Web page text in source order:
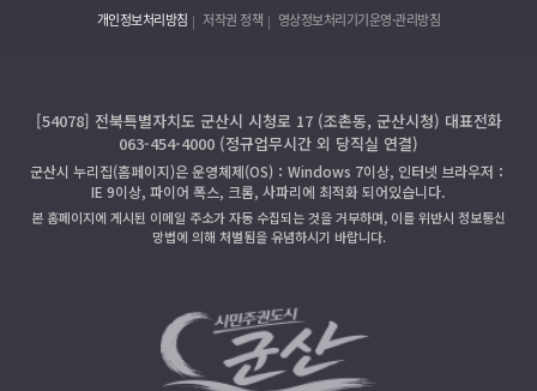
개인정보처리방침 저작권 정책 영상정보처리기기운영·관리방침
[54078] 전북특별자치도 군산시 시청로 17 (조촌동, 군산시청) 대표전화
063-454-4000 (정규업무시간 외 당직실 연결)
군산시 누리집(홈페이지)은 운영체제(OS)：Windows 7이상, 인터넷 브라우저：
IE 9이상, 파이어 폭스, 크롬, 사파리에 최적화 되어있습니다.
본 홈페이지에 게시된 이메일 주소가 자동 수집되는 것을 거부하며, 이를 위반시 정보통신
망법에 의해 처벌됨을 유념하시기 바랍니다.